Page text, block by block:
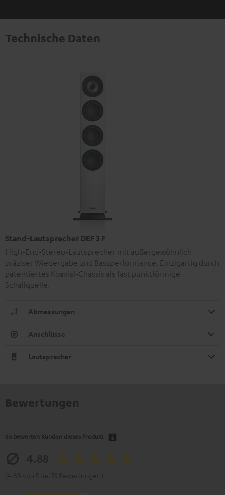
Technische Daten
Stand-Lautsprecher DEF 3 F
High-End-Stereo-Lautsprecher mit außergewöhnlich
präziser Wiedergabe und Bassperformance. Einzigartig durch
patentiertes Koaxial-Chassis als fast punktförmige
Schallquelle.
Abmessungen
Anschlüsse
Lautsprecher
So bewerten Kunden dieses Produkt